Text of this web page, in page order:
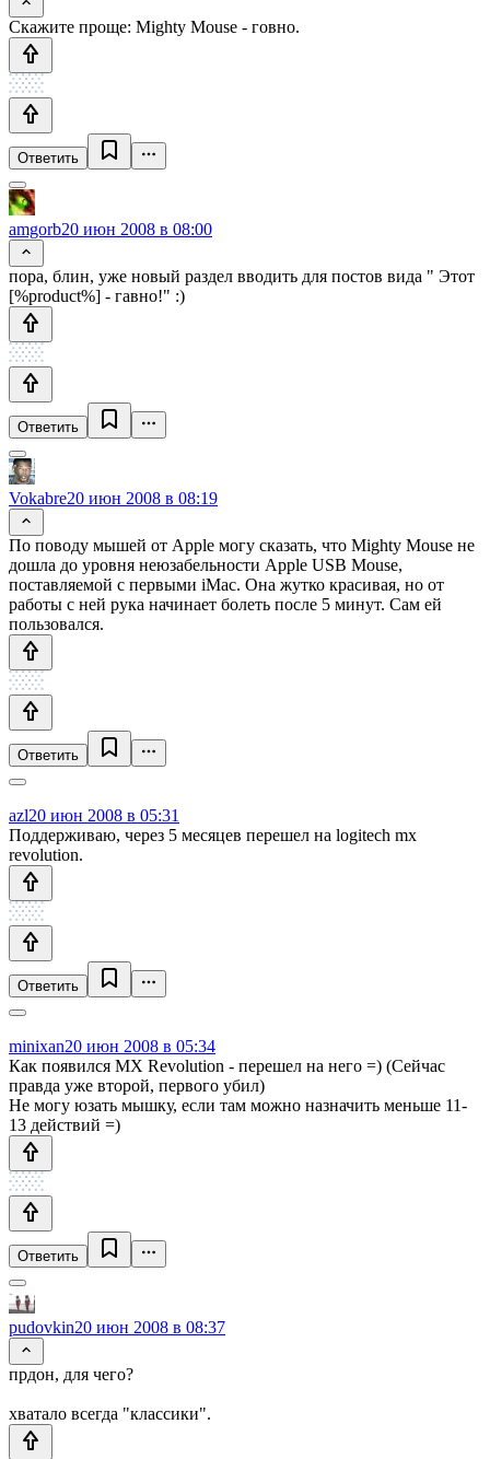
Скажите проще: Mighty Mouse - говно.
Ответить
amgorb20 июн 2008 в 08:00
пора, блин, уже новый раздел вводить для постов вида " Этот
[%product%] - гавно!" :)
Ответить
Vokabre20 июн 2008 в 08:19
По поводу мышей от Apple могу сказать, что Mighty Mouse не
дошла до уровня неюзабельности Apple USB Mouse,
поставляемой с первыми iMac. Она жутко красивая, но от
работы с ней рука начинает болеть после 5 минут. Сам ей
пользовался.
Ответить
azl20 июн 2008 в 05:31
Поддерживаю, через 5 месяцев перешел на logitech mx
revolution.
Ответить
minixan20 июн 2008 в 05:34
Как появился MX Revolution - перешел на него =) (Сейчас
правда уже второй, первого убил)
Не могу юзать мышку, если там можно назначить меньше 11-
13 действий =)
Ответить
pudovkin20 июн 2008 в 08:37
прдон, для чего?
хватало всегда "классики".